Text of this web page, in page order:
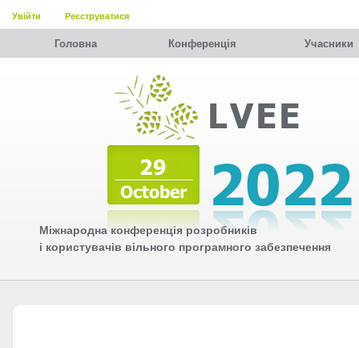
Увійти Реєструватися
Головна Конференція Учасники
Міжнародна конференція розробників
і користувачів вільного програмного забезпечення